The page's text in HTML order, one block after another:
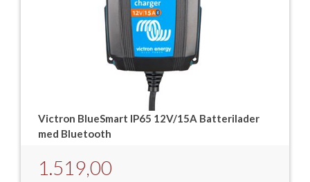
Victron BlueSmart IP65 12V/15A Batterilader
med Bluetooth
1.519,00